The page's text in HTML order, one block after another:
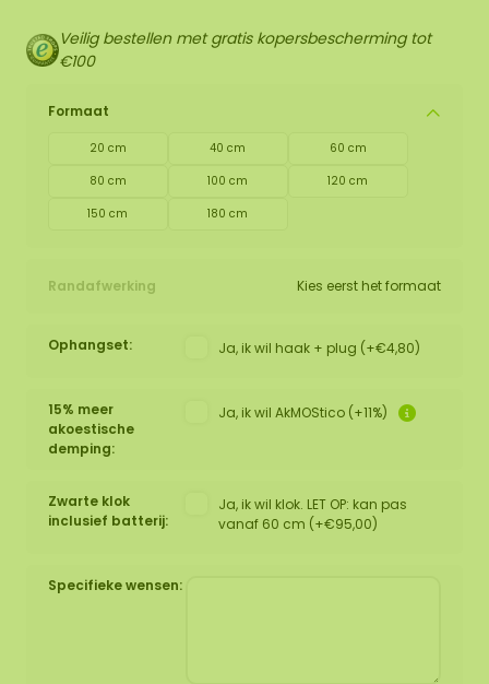
Veilig bestellen met gratis kopersbescherming tot
€100
Formaat
20 cm 40 cm
60 cm
80 cm
100 cm
120 cm
150 cm
180 cm
Randafwerking Kies eerst het formaat
Ophangset: Ja, ik wil haak + plug (+€4,80)
15% meer
akoestische
demping:
Ja, ik wil AkMOStico (+11%)
Zwarte klok
inclusief batterij:
Ja, ik wil klok. LET OP: kan pas
vanaf 60 cm (+€95,00)
Specifieke wensen: